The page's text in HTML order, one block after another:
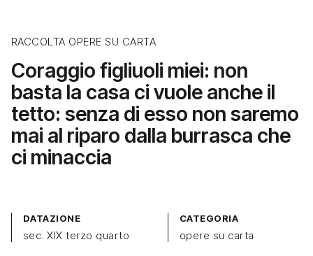
RACCOLTA OPERE SU CARTA
Coraggio figliuoli miei: non
basta la casa ci vuole anche il
tetto: senza di esso non saremo
mai al riparo dalla burrasca che
ci minaccia
DATAZIONE
sec. XIX terzo quarto
CATEGORIA
opere su carta